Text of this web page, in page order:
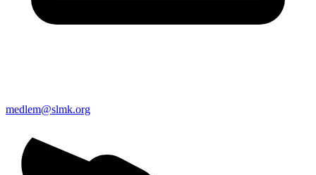
medlem@slmk.org